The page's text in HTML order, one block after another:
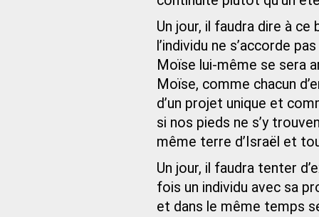
Un jour, il faudra dire à ce
l’individu ne s’accorde
Moïse lui-même se sera
Moïse, comme chacun
d’un projet unique et
si nos pieds ne s’y
même terre d’Israël et
Un jour, il faudra tenter
fois un individu avec sa
et dans le même temps